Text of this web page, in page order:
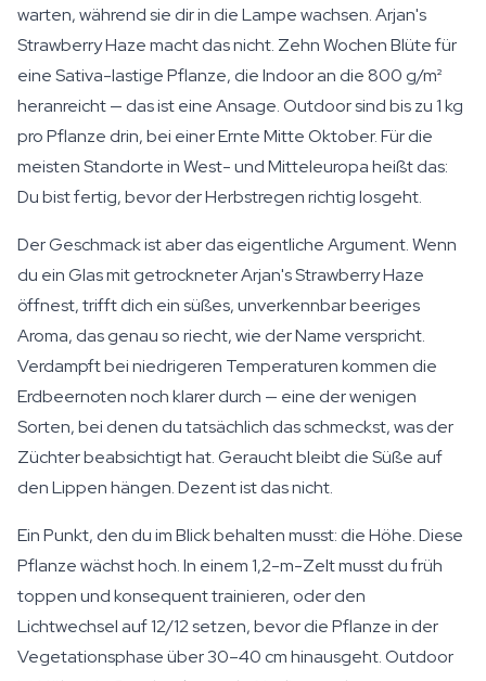
warten, während sie dir in die Lampe wachsen. Arjan's
Strawberry Haze macht das nicht. Zehn Wochen Blüte für
eine Sativa-lastige Pflanze, die Indoor an die 800 g/m²
heranreicht — das ist eine Ansage. Outdoor sind bis zu 1 kg
pro Pflanze drin, bei einer Ernte Mitte Oktober. Für die
meisten Standorte in West- und Mitteleuropa heißt das:
Du bist fertig, bevor der Herbstregen richtig losgeht.
Der Geschmack ist aber das eigentliche Argument. Wenn
du ein Glas mit getrockneter Arjan's Strawberry Haze
öffnest, trifft dich ein süßes, unverkennbar beeriges
Aroma, das genau so riecht, wie der Name verspricht.
Verdampft bei niedrigeren Temperaturen kommen die
Erdbeernoten noch klarer durch — eine der wenigen
Sorten, bei denen du tatsächlich das schmeckst, was der
Züchter beabsichtigt hat. Geraucht bleibt die Süße auf
den Lippen hängen. Dezent ist das nicht.
Ein Punkt, den du im Blick behalten musst: die Höhe. Diese
Pflanze wächst hoch. In einem 1,2-m-Zelt musst du früh
toppen und konsequent trainieren, oder den
Lichtwechsel auf 12/12 setzen, bevor die Pflanze in der
Vegetationsphase über 30–40 cm hinausgeht. Outdoor